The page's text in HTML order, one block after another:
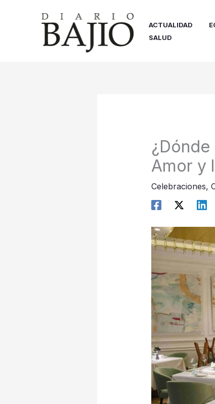
ACTUALIDAD
SALUD
Amor y
Celebraciones,